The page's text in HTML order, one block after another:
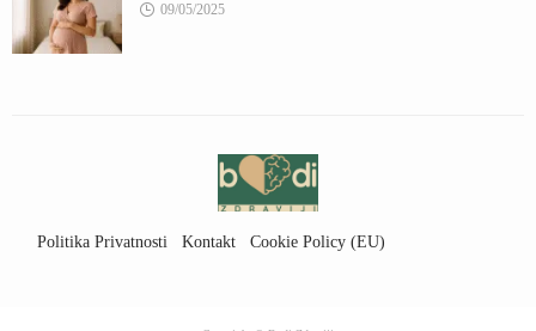
09/05/2025
Politika Privatnosti Kontakt Cookie Policy (EU)